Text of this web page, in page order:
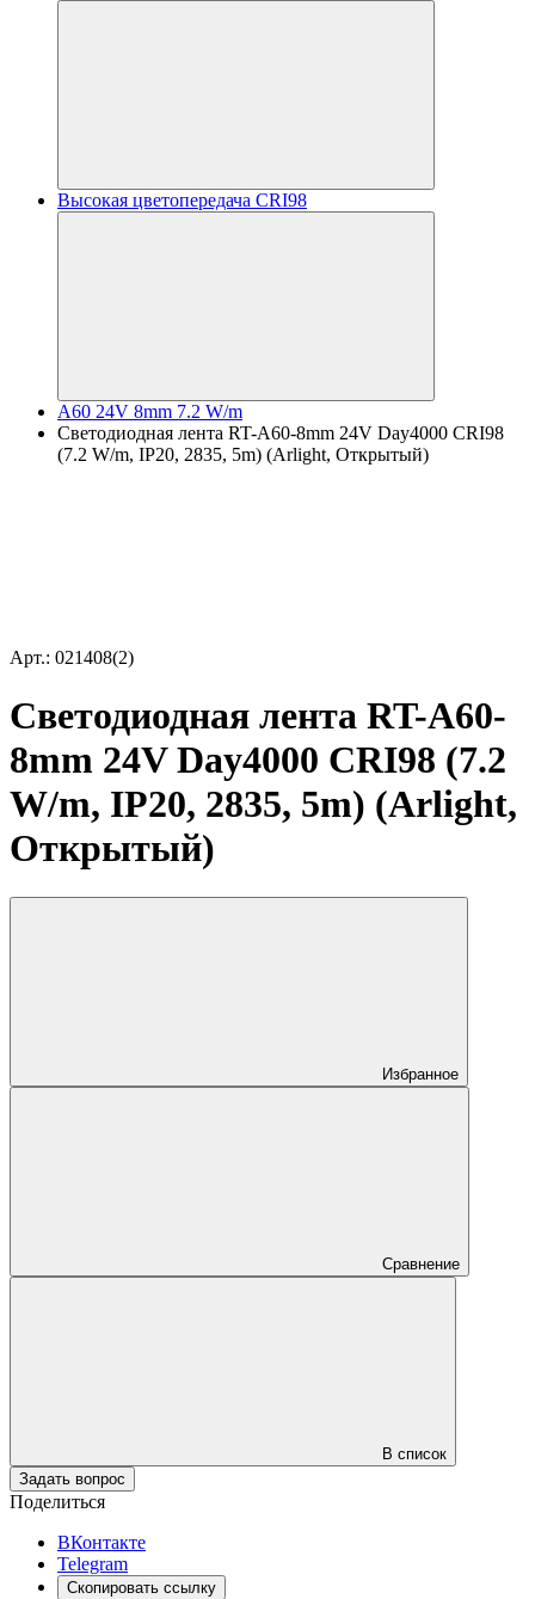
Высокая цветопередача CRI98
A60 24V 8mm 7.2 W/m
Светодиодная лента RT-A60-8mm 24V Day4000 CRI98
(7.2 W/m, IP20, 2835, 5m) (Arlight, Открытый)
Арт.: 021408(2)
Светодиодная лента RT-A60-
8mm 24V Day4000 CRI98 (7.2
W/m, IP20, 2835, 5m) (Arlight,
Открытый)
Избранное
Сравнение
В список
Задать вопрос
Поделиться
ВКонтакте
Telegram
Скопировать ссылку